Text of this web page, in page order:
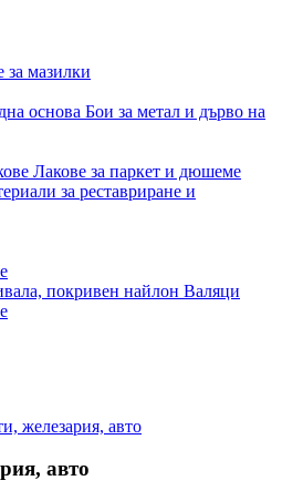
за мазилки
основа Бои за метал и дърво на
Лакове за паркет и дюшеме
за реставриране и
покривен найлон Валяци
железария, авто
авто